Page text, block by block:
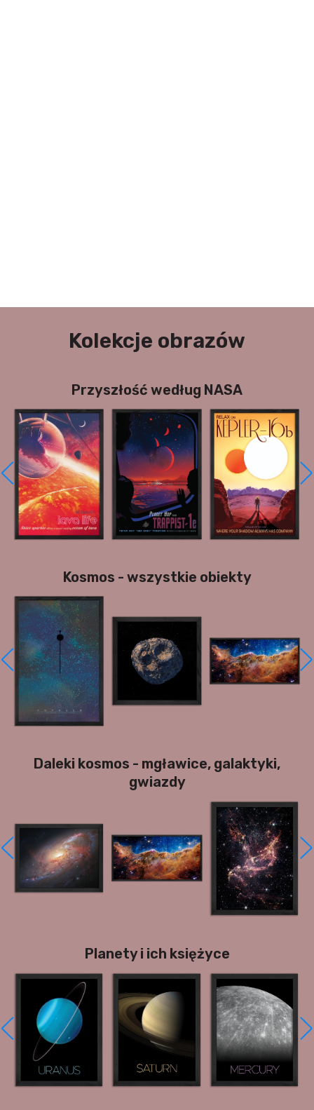
Kolekcje obrazów
Przyszłość według NASA
Kosmos - wszystkie obiekty
Daleki kosmos - mgławice, galaktyki,
gwiazdy
Planety i ich księżyce